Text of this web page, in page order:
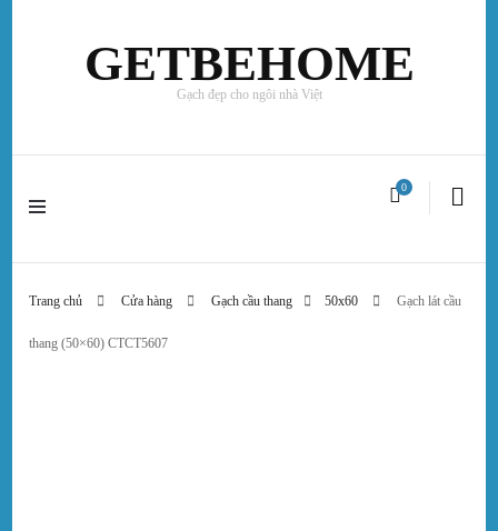
GETBEHOME
Gạch đẹp cho ngôi nhà Việt
0
Trang chủ Cửa hàng Gạch cầu thang 50x60 Gạch lát cầu
thang (50×60) CTCT5607